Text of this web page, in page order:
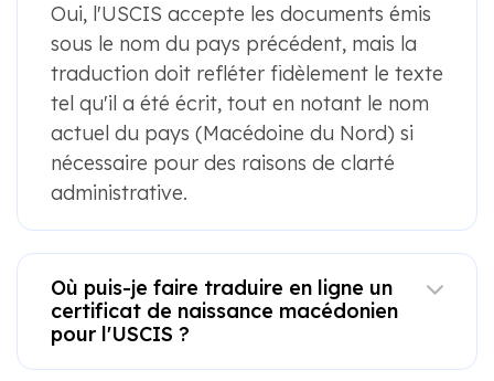
Oui, l'USCIS accepte les documents émis
sous le nom du pays précédent, mais la
traduction doit refléter fidèlement le texte
tel qu'il a été écrit, tout en notant le nom
actuel du pays (Macédoine du Nord) si
nécessaire pour des raisons de clarté
administrative.
Où puis-je faire traduire en ligne un
certificat de naissance macédonien
pour l'USCIS ?